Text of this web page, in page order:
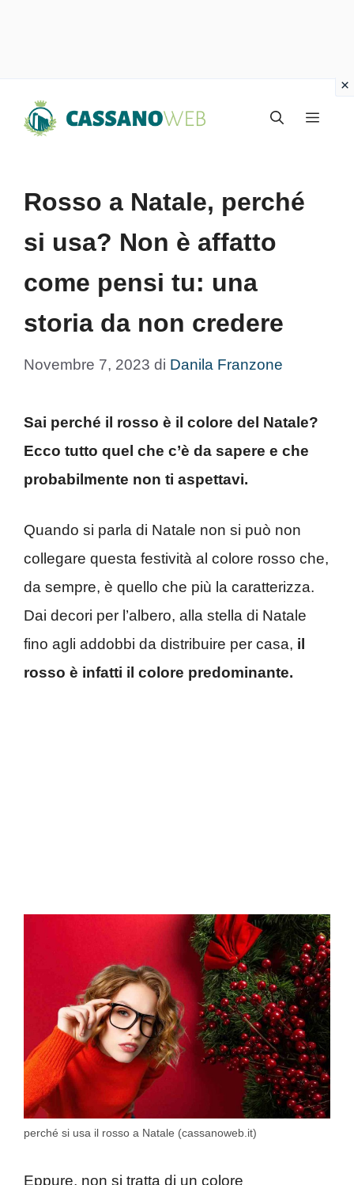
Menu
Rosso a Natale, perché
si usa? Non è affatto
come pensi tu: una
storia da non credere
Novembre 7, 2023 di Danila Franzone
Sai perché il rosso è il colore del Natale?
Ecco tutto quel che c’è da sapere e che
probabilmente non ti aspettavi.
Quando si parla di Natale non si può non
collegare questa festività al colore rosso che,
da sempre, è quello che più la caratterizza.
Dai decori per l’albero, alla stella di Natale
fino agli addobbi da distribuire per casa, il
rosso è infatti il colore predominante.
perché si usa il rosso a Natale (cassanoweb.it)
Eppure, non si tratta di un colore